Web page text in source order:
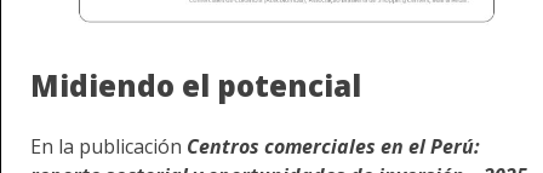
Midiendo el potencial
En la publicación Centros comerciales en el Perú: